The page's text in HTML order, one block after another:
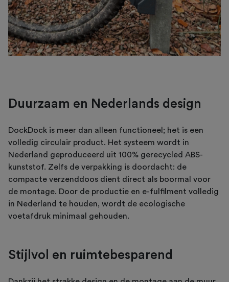
Duurzaam en Nederlands design
DockDock is meer dan alleen functioneel; het is een
volledig circulair product. Het systeem wordt in
Nederland geproduceerd uit 100% gerecycled ABS-
kunststof. Zelfs de verpakking is doordacht: de
compacte verzenddoos dient direct als boormal voor
de montage. Door de productie en e-fulfilment volledig
in Nederland te houden, wordt de ecologische
voetafdruk minimaal gehouden.
Stijlvol en ruimtebesparend